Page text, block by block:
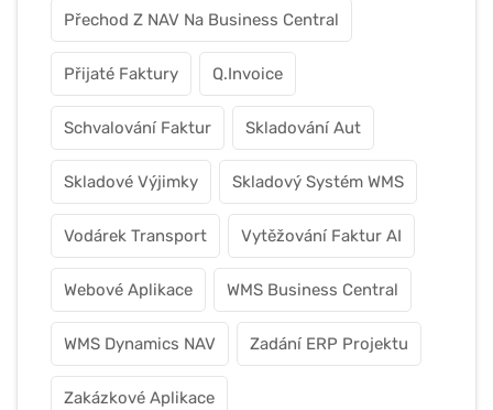
Přechod Z NAV Na Business Central
Přijaté Faktury Q.Invoice
Schvalování Faktur Skladování Aut
Skladové Výjimky Skladový Systém WMS
Vodárek Transport Vytěžování Faktur AI
Webové Aplikace WMS Business Central
WMS Dynamics NAV Zadání ERP Projektu
Zakázkové Aplikace